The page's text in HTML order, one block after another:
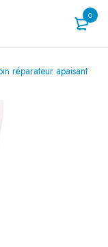
0
réparateur apaisant